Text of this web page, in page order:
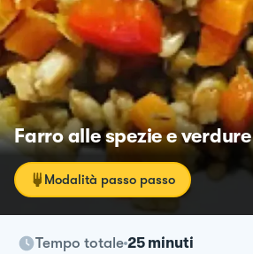
Farro alle spezie e verdure
Modalità passo passo
Tempo totale 25 minuti